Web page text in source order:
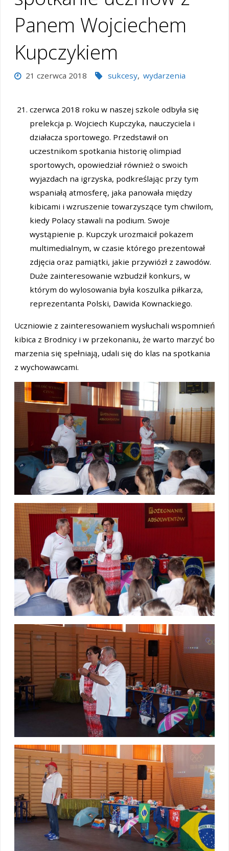
Panem Wojciechem
Kupczykiem
21 czerwca 2018 sukcesy, wydarzenia
czerwca 2018 roku w naszej szkole odbyła się
prelekcja p. Wojciech Kupczyka, nauczyciela i
działacza sportowego. Przedstawił on
uczestnikom spotkania historię olimpiad
sportowych, opowiedział również o swoich
wyjazdach na igrzyska, podkreślając przy tym
wspaniałą atmosferę, jaka panowała między
kibicami i wzruszenie towarzyszące tym chwilom,
kiedy Polacy stawali na podium. Swoje
wystąpienie p. Kupczyk urozmaicił pokazem
multimedialnym, w czasie którego prezentował
zdjęcia oraz pamiątki, jakie przywiózł z zawodów.
Duże zainteresowanie wzbudził konkurs, w
którym do wylosowania była koszulka piłkarza,
reprezentanta Polski, Dawida Kownackiego.
Uczniowie z zainteresowaniem wysłuchali wspomnień
kibica z Brodnicy i w przekonaniu, że warto marzyć bo
marzenia się spełniają, udali się do klas na spotkania
z wychowawcami.